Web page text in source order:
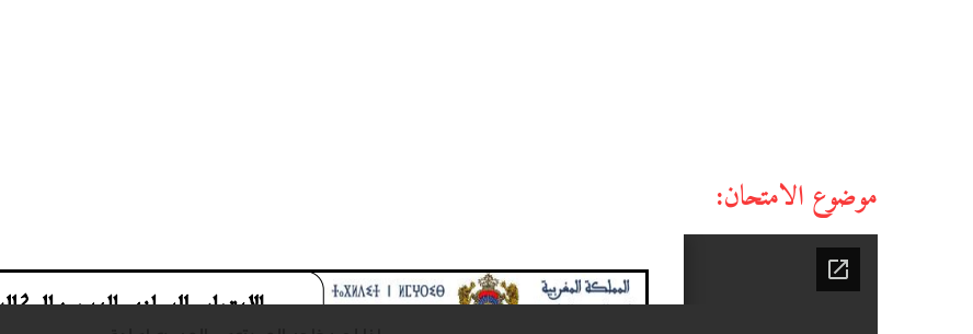
موضوع الامتحان: